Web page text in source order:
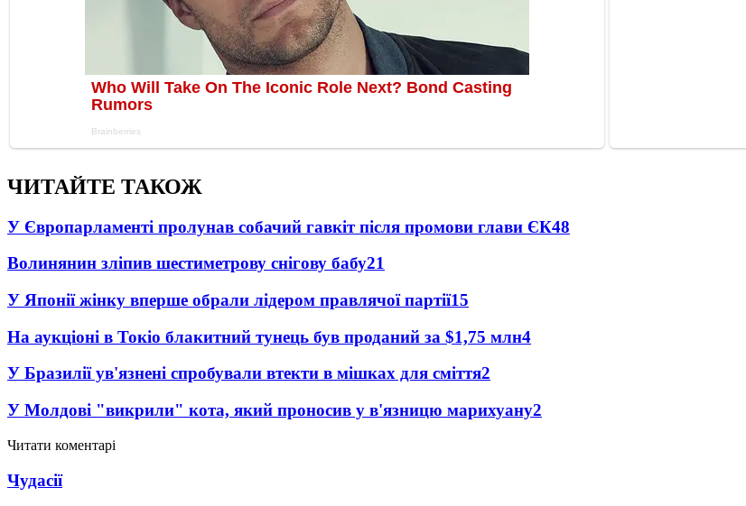
ЧИТАЙТЕ ТАКОЖ
У Європарламенті пролунав собачий гавкіт після промови глави ЄК48
Волинянин зліпив шестиметрову снігову бабу21
У Японії жінку вперше обрали лідером правлячої партії15
На аукціоні в Токіо блакитний тунець був проданий за $1,75 млн4
У Бразилії ув'язнені спробували втекти в мішках для сміття2
У Молдові "викрили" кота, який проносив у в'язницю марихуану2
Читати коментарі
Чудасії